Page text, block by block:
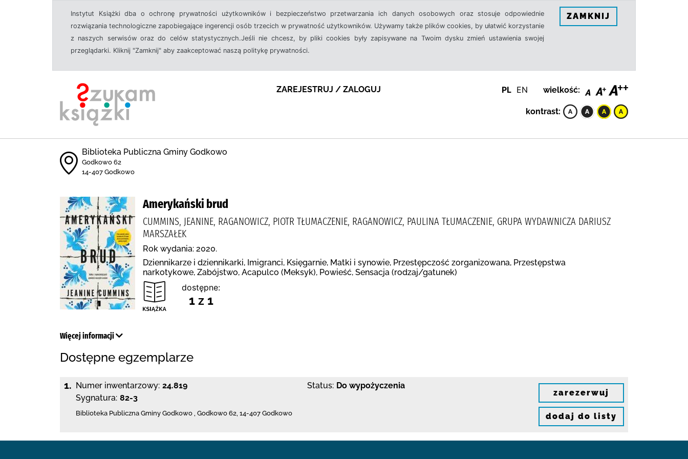
Instytut Książki dba o ochronę prywatności użytkowników i bezpieczeństwo przetwarzania ich danych osobowych oraz stosuje odpowiednie
rozwiązania technologiczne zapobiegające ingerencji osób trzecich w prywatność użytkowników. Używamy także plików cookies, by ułatwić korzystanie
z naszych serwisów oraz do celów statystycznych.Jeśli nie chcesz, by pliki cookies były zapisywane na Twoim dysku zmień ustawienia swojej
przeglądarki. Kliknij "Zamknij" aby zaakceptować naszą politykę prywatności.
ZAMKNIJ
ZAREJESTRUJ / ZALOGUJ PL EN wielkość:
kontrast:
Biblioteka Publiczna Gminy Godkowo
Godkowo 62
14-407 Godkowo
Amerykański brud
CUMMINS, JEANINE, RAGANOWICZ, PIOTR TŁUMACZENIE, RAGANOWICZ, PAULINA TŁUMACZENIE, GRUPA WYDAWNICZA DARIUSZ
MARSZAŁEK
Rok wydania: 2020.
Dziennikarze i dziennikarki, Imigranci, Księgarnie, Matki i synowie, Przestępczość zorganizowana, Przestępstwa
narkotykowe, Zabójstwo, Acapulco (Meksyk), Powieść, Sensacja (rodzaj/gatunek)
dostępne:
1 z 1
Więcej informacji
Dostępne egzemplarze
1. Numer inwentarzowy: 24.819
Sygnatura: 82-3
Status: Do wypożyczenia
Biblioteka Publiczna Gminy Godkowo , Godkowo 62, 14-407 Godkowo
zarezerwuj
dodaj do listy